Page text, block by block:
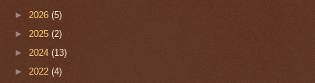
► 2026 (5)
► 2025 (2)
► 2024 (13)
► 2022 (4)